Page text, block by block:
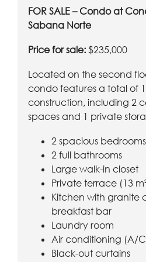
FOR SALE – Condo at
Sabana Norte
Price for sale: $235,000
Located on the second
condo features a total of
construction, including 2
spaces and 1 private
2 spacious bedrooms
2 full bathrooms
Large walk-in closet
Private terrace (13
Kitchen with granite
breakfast bar
Laundry room
Air conditioning (A/
Black-out curtains